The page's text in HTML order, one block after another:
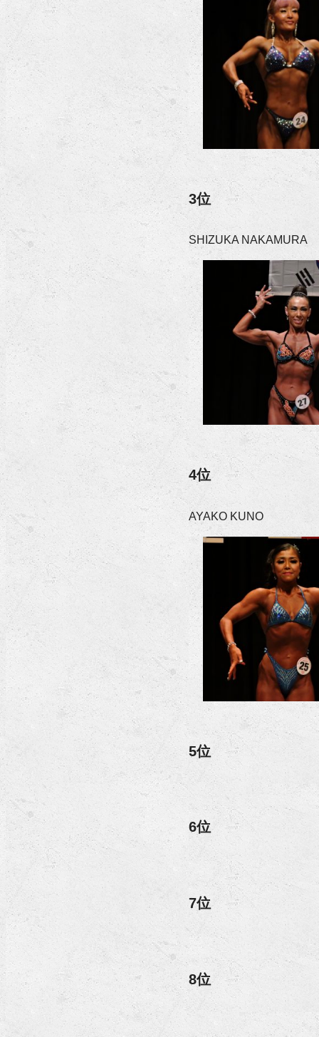
3位
SHIZUKA NAKAMURA
4位
AYAKO KUNO
5位
6位
7位
8位